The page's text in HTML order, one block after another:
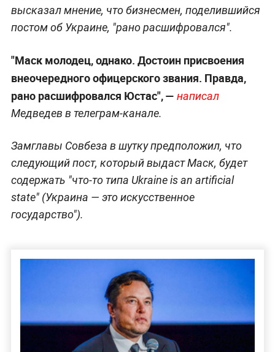
высказал мнение, что бизнесмен, поделившийся
постом об Украине, "рано расшифровался".
"Маск молодец, однако. Достоин присвоения
внеочередного офицерского звания. Правда,
рано расшифровался Юстас", — написал
Медведев в телеграм-канале.
Замглавы Совбеза в шутку предположил, что
следующий пост, который выдаст Маск, будет
содержать "что-то типа Ukraine is an artificial
state" (Украина — это искусственное
государство").